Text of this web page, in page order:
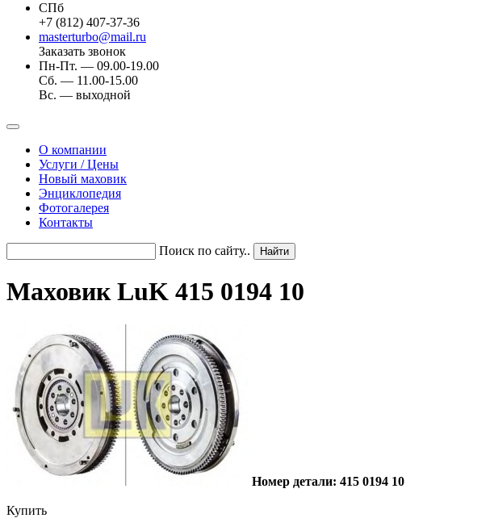
СПб
+7 (812) 407-37-36
masterturbo@mail.ru
Заказать звонок
Пн-Пт. — 09.00-19.00
Сб. — 11.00-15.00
Вс. — выходной
О компании
Услуги / Цены
Новый маховик
Энциклопедия
Фотогалерея
Контакты
Поиск по сайту..
Маховик LuK 415 0194 10
Номер детали: 415 0194 10
Купить